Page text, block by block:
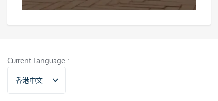
Current Language :
香港中文
English